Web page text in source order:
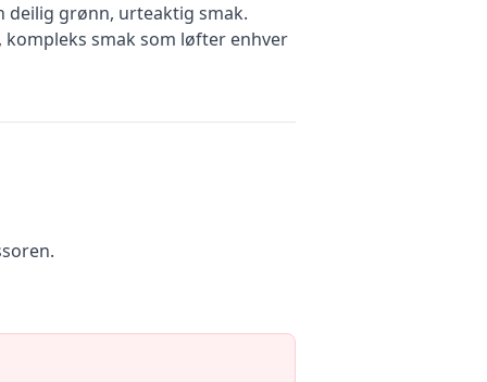
deilig grønn, urteaktig smak.
smak som løfter enhver